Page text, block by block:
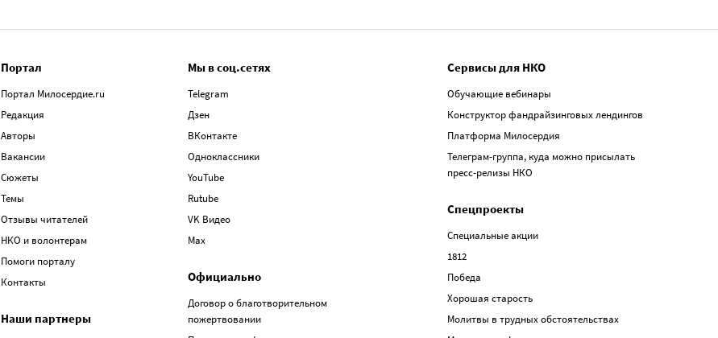
Портал
Портал Милосердие.ru
Редакция
Авторы
Вакансии
Сюжеты
Темы
Отзывы читателей
НКО и волонтерам
Помоги порталу
Контакты
Наши партнеры
Мы в соц.сетях
Telegram
Дзен
ВКонтакте
Одноклассники
YouTube
Rutube
VK Видео
Max
Официально
Договор о благотворительном
пожертвовании
Сервисы для НКО
Обучающие вебинары
Конструктор фандрайзинговых лендингов
Платформа Милосердия
Телеграм-группа, куда можно присылать
пресс-релизы НКО
Спецпроекты
Специальные акции
1812
Победа
Хорошая старость
Молитвы в трудных обстоятельствах